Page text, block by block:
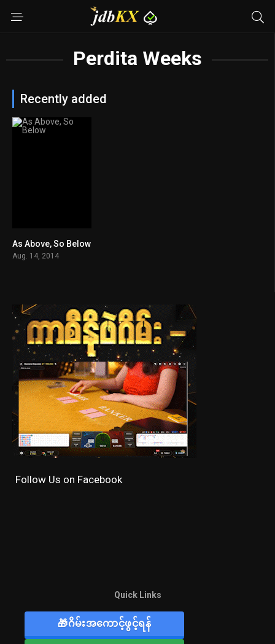
Perdita Weeks
Recently added
6.2
As Above, So Below
Aug. 14, 2014
Follow Us on Facebook
Quick Links
🎁ဂိမ်းအကောင့်ဖွင့်ရန်